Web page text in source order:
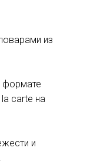
из
формате
carte на
и